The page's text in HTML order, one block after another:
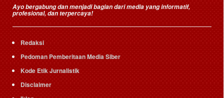
Ayo bergabung dan menjadi bagian dari media yang informatif,
profesional, dan terpercaya!
Redaksi
Pedoman Pemberitaan Media Siber
Kode Etik Jurnalistik
Disclaimer